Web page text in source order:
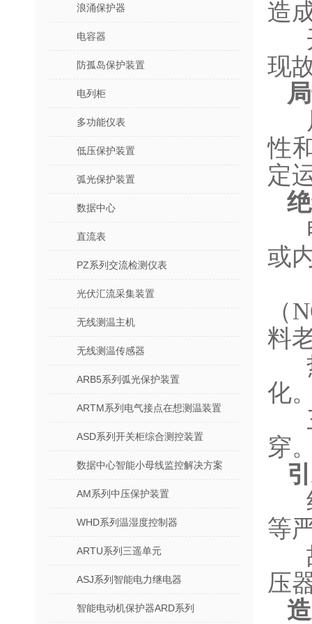
浪涌保护器
电容器
防孤岛保护装置
电列柜
多功能仪表
低压保护装置
弧光保护装置
数据中心
直流表
PZ系列交流检测仪表
光伏汇流采集装置
无线测温主机
无线测温传感器
ARB5系列弧光保护装置
ARTM系列电气接点在想测温装置
ASD系列开关柜综合测控装置
数据中心智能小母线监控解决方案
AM系列中压保护装置
WHD系列温湿度控制器
ARTU系列三遥单元
ASJ系列智能电力继电器
智能电动机保护器ARD系列
造
现
性
定
或
（
料
化
穿
等
压